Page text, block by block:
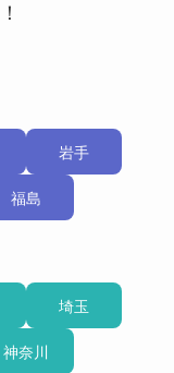
岩手
福島
埼玉
神奈川